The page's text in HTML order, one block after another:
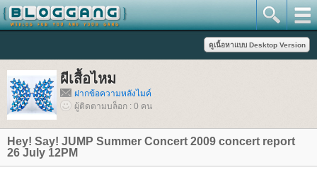
ผีเสื้อไหม
ฝากข้อความหลังไมค์
ผู้ติดตามบล็อก : 0 คน
Hey! Say! JUMP Summer Concert 2009 concert report
26 July 12PM